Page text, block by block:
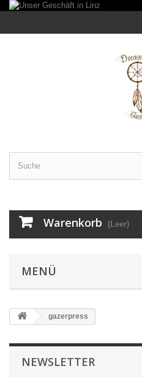
Warenkorb (Leer)
MENÜ
gazerpress
NEWSLETTER